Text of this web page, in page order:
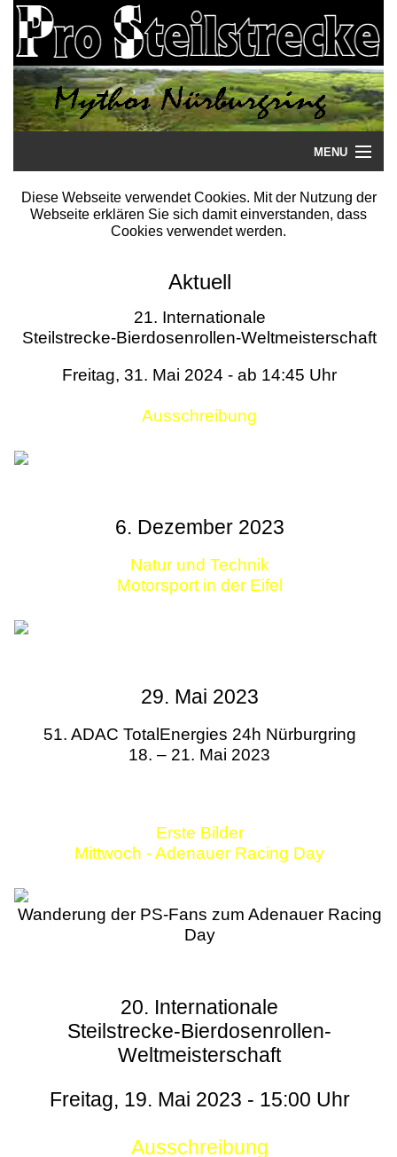
MENU
Startseite
Literatur
Termine
Diese Webseite verwendet Cookies. Mit der Nutzung der
Webseite erklären Sie sich damit einverstanden, dass
Cookies verwendet werden.
Aktuell
21. Internationale
Steilstrecke-Bierdosenrollen-Weltmeisterschaft
Freitag, 31. Mai 2024 - ab 14:45 Uhr
Ausschreibung
6. Dezember 2023
Natur und Technik
Motorsport in der Eifel
29. Mai 2023
51. ADAC TotalEnergies 24h Nürburgring
18. – 21. Mai 2023
Erste Bilder
Mittwoch - Adenauer Racing Day
Wanderung der PS-Fans zum Adenauer Racing
Day
20. Internationale
Steilstrecke-Bierdosenrollen-
Weltmeisterschaft
Freitag, 19. Mai 2023 - 15:00 Uhr
Ausschreibung